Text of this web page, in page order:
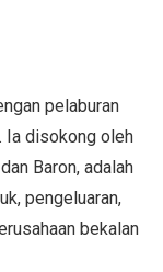
pelaburan
Ia disokong oleh
Baron, adalah
pengeluaran,
bekalan